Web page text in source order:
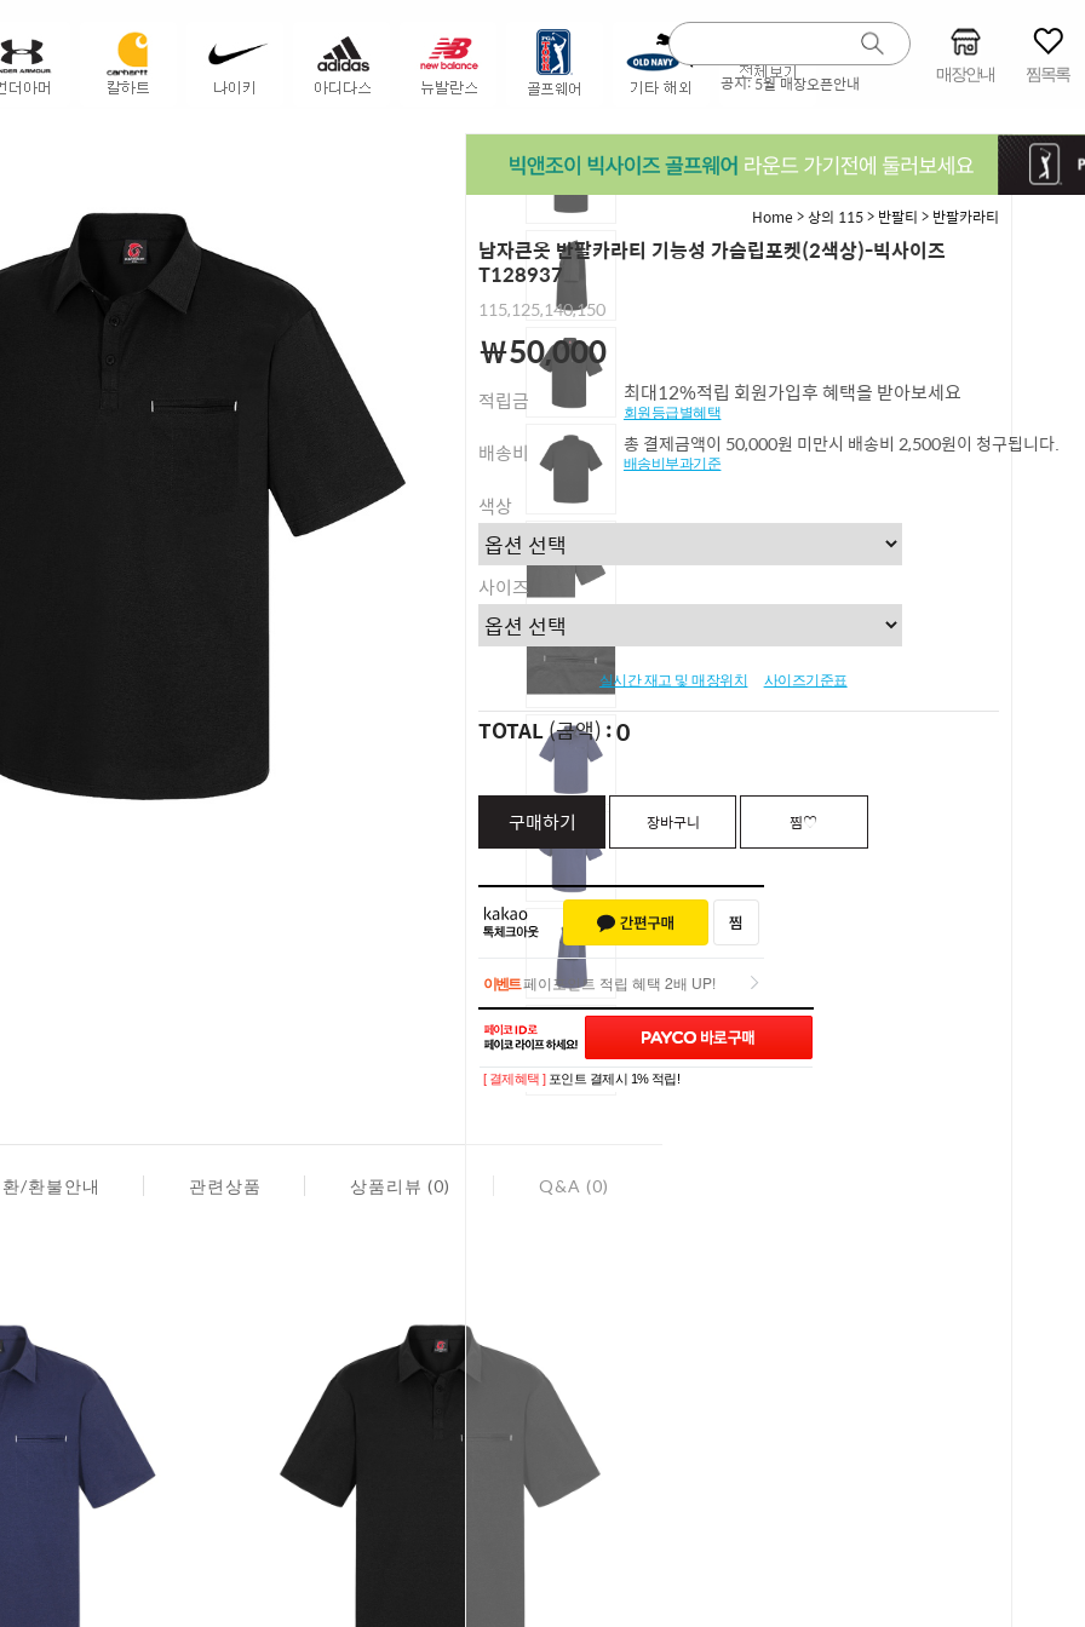
공지:5월 매장오픈안내 매장안내 찜목록
Home>상의 115> 반팔티 > 반팔카라티
남자큰옷 반팔카라티 기능성 가슴립포켓(2색상)-빅사이즈
T128937
115,125,140,150
￦50,000
적립금 최대12%적립 회원가입후 혜택을 받아보세요
회원등급별혜택
배송비 총 결제금액이 50,000원 미만시 배송비 2,500원이 청구됩니다.
배송비부과기준
색상
사이즈
실시간 재고 및 매장위치 사이즈기준표
TOTAL(금액) 0
구매하기 장바구니 찜♡
이벤트페이포인트 적립 혜택 2배 UP!
이벤트페이포인트 적립 혜택 2배 UP!
[ 결제혜택 ] 포인트 결제시 1% 적립!
/환불안내 관련상품 상품리뷰 (0) Q&A (0)